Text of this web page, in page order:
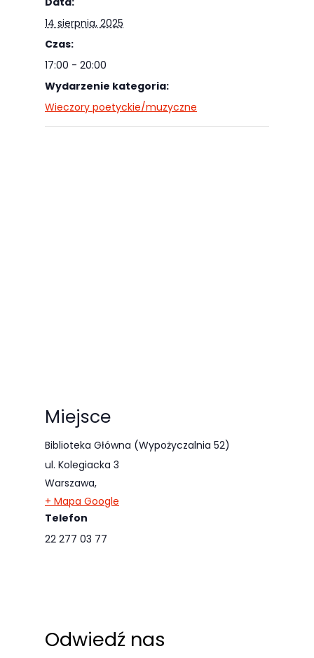
14 sierpnia, 2025
Czas:
17:00 - 20:00
Wydarzenie kategoria:
Wieczory poetyckie/muzyczne
Miejsce
Biblioteka Główna (Wypożyczalnia 52)
ul. Kolegiacka 3
Warszawa,
+ Mapa Google
Telefon
22 277 03 77
Odwiedź nas